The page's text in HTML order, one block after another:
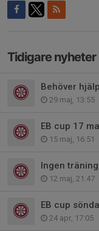
Tidigare nyheter
Behöver
29 maj, 13:55
EB cup 17
15 maj, 16:51
Ingen
12 maj, 21:47
EB cup
24 apr, 17:05